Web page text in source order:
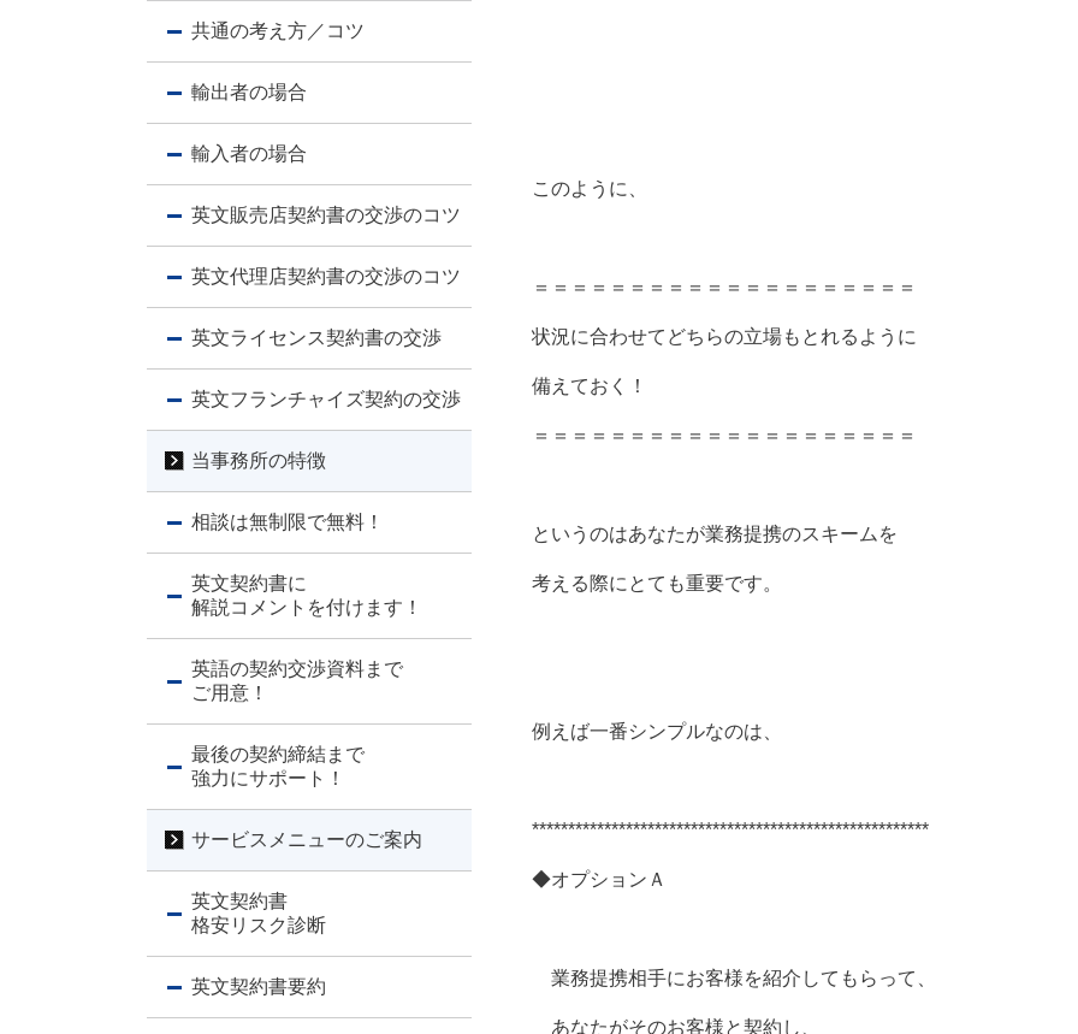
このように、
＝＝＝＝＝＝＝＝＝＝＝＝＝＝＝＝＝＝＝＝
状況に合わせてどちらの立場もとれるように
備えておく！
＝＝＝＝＝＝＝＝＝＝＝＝＝＝＝＝＝＝＝＝
というのはあなたが業務提携のスキームを
考える際にとても重要です。
例えば一番シンプルなのは、
*******************************************************
◆オプションＡ
業務提携相手にお客様を紹介してもらって、
あなたがそのお客様と契約し、
共通の考え方／コツ
輸出者の場合
輸入者の場合
英文販売店契約書の交渉のコツ
英文代理店契約書の交渉のコツ
英文ライセンス契約書の交渉
英文フランチャイズ契約の交渉
当事務所の特徴
相談は無制限で無料！
英文契約書に
解説コメントを付けます！
英語の契約交渉資料まで
ご用意！
最後の契約締結まで
強力にサポート！
サービスメニューのご案内
英文契約書
格安リスク診断
英文契約書要約